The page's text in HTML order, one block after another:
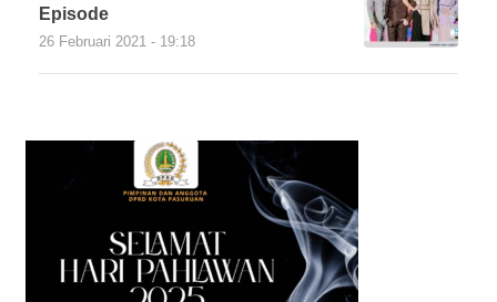
Episode
26 Februari 2021 - 19:18